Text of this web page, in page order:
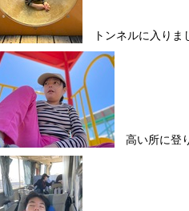
トンネルに入りま
高い所に登